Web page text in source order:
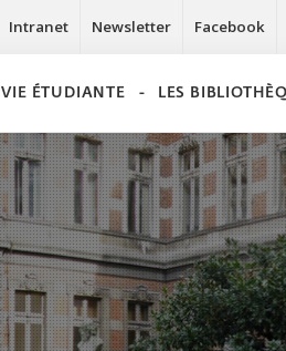
Intranet Newsletter Facebook
VIE ÉTUDIANTE LES